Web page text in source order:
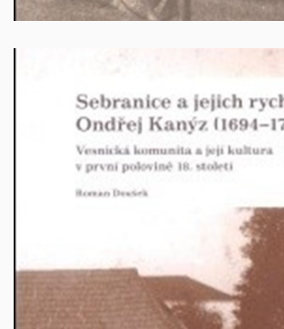
Sebranice a jejich rychtář Ondřej
Autor: Roman Doušek, Brno 2009, 289
100 Kč +poštovné